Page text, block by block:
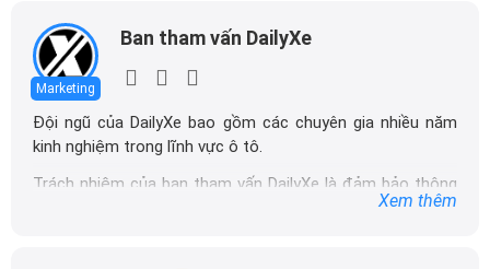
Marketing
Ban tham vấn DailyXe
Đội ngũ của DailyXe bao gồm các chuyên gia nhiều năm
kinh nghiệm trong lĩnh vực ô tô.
Trách nhiệm của ban tham vấn DailyXe là đảm bảo thông
tin chính xác được đăng tải trên dailyxe.com.vn, thường
Xem thêm